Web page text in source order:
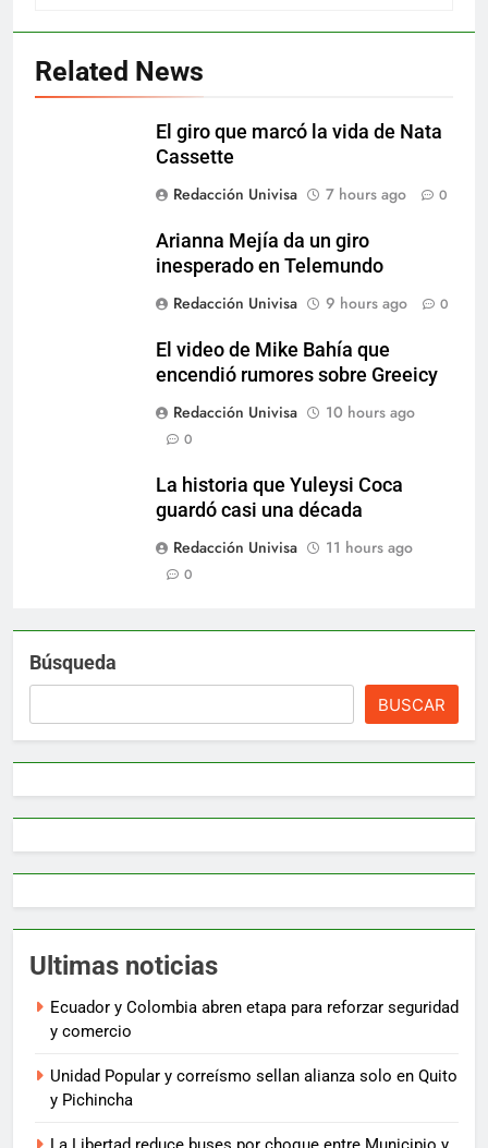
Related News
El giro que marcó la vida de Nata
Cassette
Redacción Univisa
7 hours ago 0
Arianna Mejía da un giro
inesperado en Telemundo
Redacción Univisa
9 hours ago 0
El video de Mike Bahía que
encendió rumores sobre Greeicy
Redacción Univisa
10 hours ago
0
La historia que Yuleysi Coca
guardó casi una década
Redacción Univisa
11 hours ago
0
Búsqueda
BUSCAR
Ultimas noticias
Ecuador y Colombia abren etapa para reforzar seguridad
y comercio
Unidad Popular y correísmo sellan alianza solo en Quito
y Pichincha